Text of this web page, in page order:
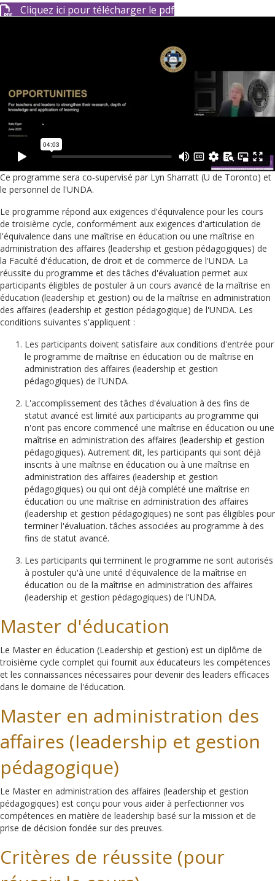
Cliquez ici pour télécharger le pdf
Ce programme sera co-supervisé par Lyn Sharratt (U de Toronto) et
le personnel de l'UNDA.
Le programme répond aux exigences d'équivalence pour les cours
de troisième cycle, conformément aux exigences d'articulation de
l'équivalence dans une maîtrise en éducation ou une maîtrise en
administration des affaires (leadership et gestion pédagogiques) de
la Faculté d'éducation, de droit et de commerce de l'UNDA. La
réussite du programme et des tâches d'évaluation permet aux
participants éligibles de postuler à un cours avancé de la maîtrise en
éducation (leadership et gestion) ou de la maîtrise en administration
des affaires (leadership et gestion pédagogique) de l'UNDA. Les
conditions suivantes s'appliquent :
Les participants doivent satisfaire aux conditions d'entrée pour
le programme de maîtrise en éducation ou de maîtrise en
administration des affaires (leadership et gestion
pédagogiques) de l'UNDA.
L'accomplissement des tâches d'évaluation à des fins de
statut avancé est limité aux participants au programme qui
n'ont pas encore commencé une maîtrise en éducation ou une
maîtrise en administration des affaires (leadership et gestion
pédagogiques). Autrement dit, les participants qui sont déjà
inscrits à une maîtrise en éducation ou à une maîtrise en
administration des affaires (leadership et gestion
pédagogiques) ou qui ont déjà complété une maîtrise en
éducation ou une maîtrise en administration des affaires
(leadership et gestion pédagogiques) ne sont pas éligibles pour
terminer l'évaluation. tâches associées au programme à des
fins de statut avancé.
Les participants qui terminent le programme ne sont autorisés
à postuler qu'à une unité d'équivalence de la maîtrise en
éducation ou de la maîtrise en administration des affaires
(leadership et gestion pédagogiques) de l'UNDA.
Master d'éducation
Le Master en éducation (Leadership et gestion) est un diplôme de
troisième cycle complet qui fournit aux éducateurs les compétences
et les connaissances nécessaires pour devenir des leaders efficaces
dans le domaine de l'éducation.
Master en administration des
affaires (leadership et gestion
pédagogique)
Le Master en administration des affaires (leadership et gestion
pédagogiques) est conçu pour vous aider à perfectionner vos
compétences en matière de leadership basé sur la mission et de
prise de décision fondée sur des preuves.
Critères de réussite (pour